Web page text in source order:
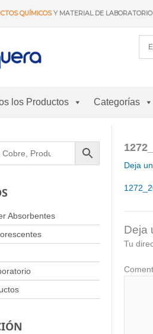
QUÍMICOSY MATERIAL DE LABORATORIO
los Productos Categorías
Absorbentes
Deja
Deja
Tu